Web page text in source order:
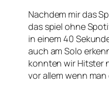
Nachdem mir das
das spiel ohne
in einem 40
auch am Solo
konnten wir Hitster
vor allem wenn